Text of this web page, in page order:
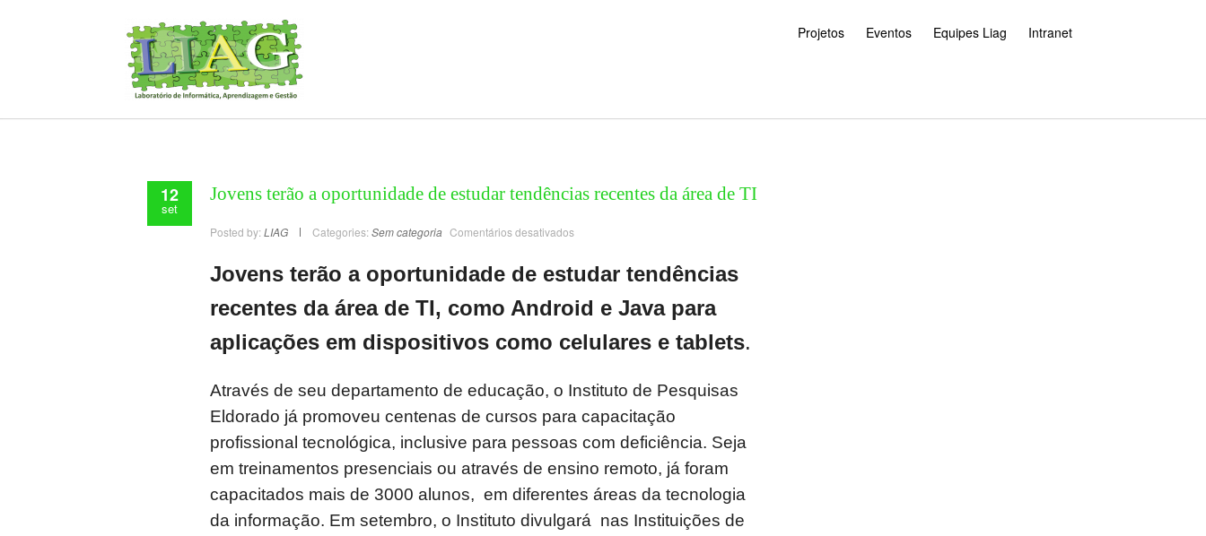
Projetos Eventos Equipes Liag Intranet
12
set
Jovens terão a oportunidade de estudar tendências recentes da área de TI
Posted by: LIAG Categories: Sem categoria Comentários desativados
Jovens terão a oportunidade de estudar tendências
recentes da área de TI, como Android e Java para
aplicações em dispositivos como celulares e tablets.
Através de seu departamento de educação, o Instituto de Pesquisas
Eldorado já promoveu centenas de cursos para capacitação
profissional tecnológica, inclusive para pessoas com deficiência. Seja
em treinamentos presenciais ou através de ensino remoto, já foram
capacitados mais de 3000 alunos, em diferentes áreas da tecnologia
da informação. Em setembro, o Instituto divulgará nas Instituições de